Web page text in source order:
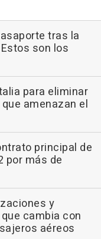
tras la
son los
para eliminar
amenazan el
principal de
por más de
y
cambia con
aéreos